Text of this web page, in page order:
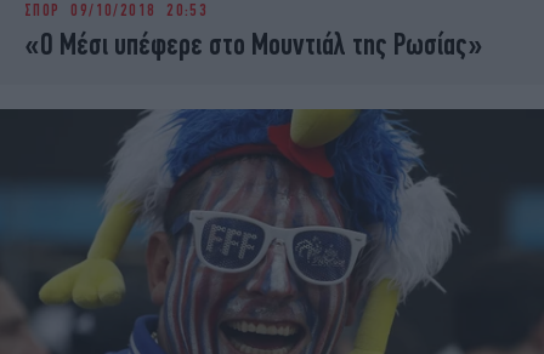
iBOOKS
OSCARS
THE OCEAN
ΣΠΟΡ 09/10/2018 20:53
«Ο Μέσι υπέφερε στο Μουντιάλ της Ρωσίας»